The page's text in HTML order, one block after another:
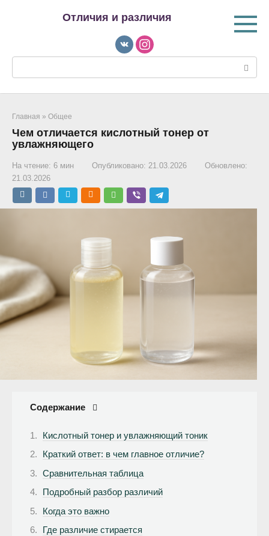
Отличия и различия
Главная » Общее
Чем отличается кислотный тонер от
увлажняющего
На чтение: 6 мин Опубликовано: 21.03.2026
Обновлено:
21.03.2026
Содержание
Кислотный тонер и увлажняющий тоник
Краткий ответ: в чем главное отличие?
Сравнительная таблица
Подробный разбор различий
Когда это важно
Где различие стирается